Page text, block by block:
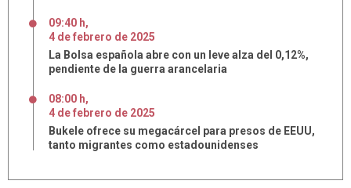
09:40 h,
4 defebrero de 2025
La Bolsa española abre con un leve alza del 0,12%,
pendiente de la guerra arancelaria
08:00 h,
4 defebrero de 2025
Bukele ofrece su megacárcel para presos de EEUU,
tanto migrantes como estadounidenses